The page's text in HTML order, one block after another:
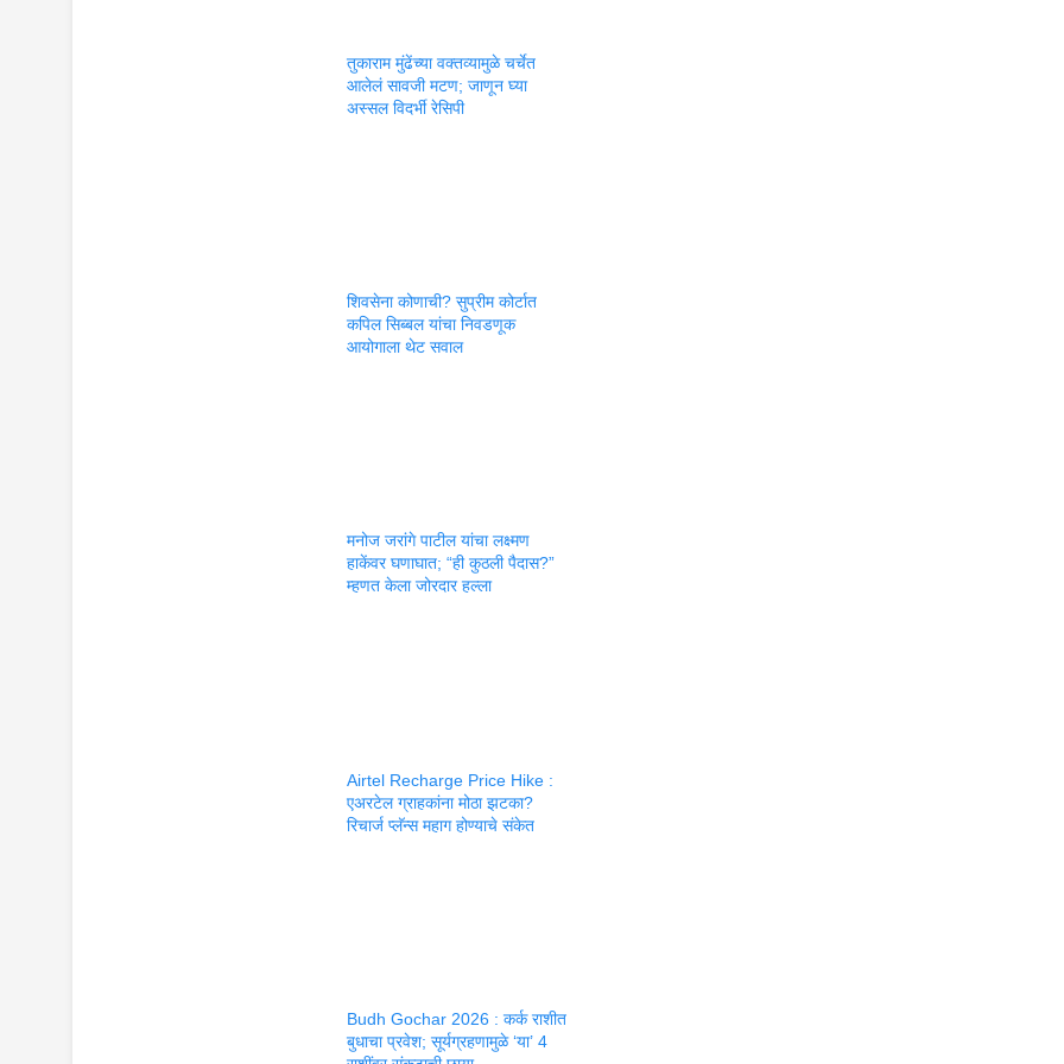
तुकाराम मुंढेंच्या वक्तव्यामुळे चर्चेत
आलेलं सावजी मटण; जाणून घ्या
अस्सल विदर्भी रेसिपी
शिवसेना कोणाची? सुप्रीम कोर्टात
कपिल सिब्बल यांचा निवडणूक
आयोगाला थेट सवाल
मनोज जरांगे पाटील यांचा लक्ष्मण
हाकेंवर घणाघात; “ही कुठली पैदास?”
म्हणत केला जोरदार हल्ला
Airtel Recharge Price Hike :
एअरटेल ग्राहकांना मोठा झटका?
रिचार्ज प्लॅन्स महाग होण्याचे संकेत
Budh Gochar 2026 : कर्क राशीत
बुधाचा प्रवेश; सूर्यग्रहणामुळे ‘या’ 4